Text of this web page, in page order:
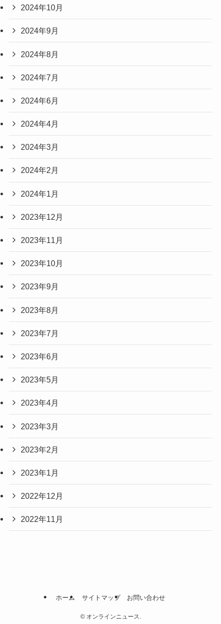
2024年10月
2024年9月
2024年8月
2024年7月
2024年6月
2024年4月
2024年3月
2024年2月
2024年1月
2023年12月
2023年11月
2023年10月
2023年9月
2023年8月
2023年7月
2023年6月
2023年5月
2023年4月
2023年3月
2023年2月
2023年1月
2022年12月
2022年11月
ホーム サイトマップ お問い合わせ
©オンラインニュース.